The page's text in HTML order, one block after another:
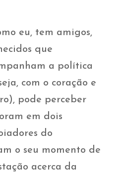
eu, tem amigos,
que
a política
com o coração e
pode perceber
em dois
do
o seu momento de
acerca da